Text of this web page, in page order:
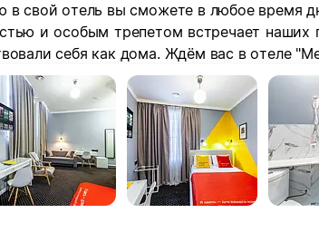
в свой отель вы сможете в любое время
и особым трепетом встречает наших
себя как дома. Ждём вас в отеле